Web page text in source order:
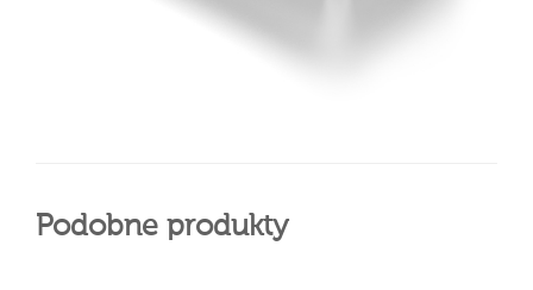
Podobne produkty